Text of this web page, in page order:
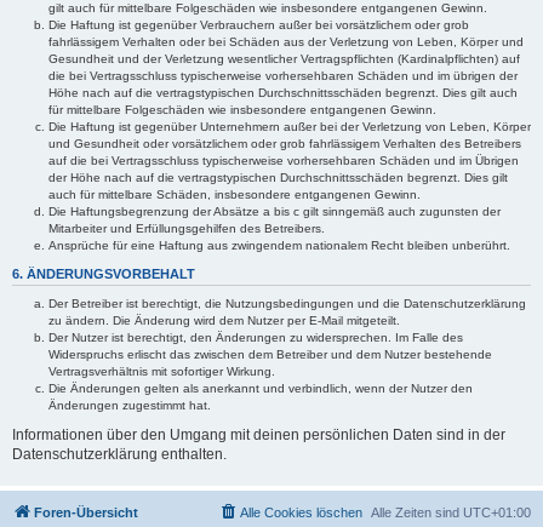
gilt auch für mittelbare Folgeschäden wie insbesondere entgangenen Gewinn.
Die Haftung ist gegenüber Verbrauchern außer bei vorsätzlichem oder grob
fahrlässigem Verhalten oder bei Schäden aus der Verletzung von Leben, Körper und
Gesundheit und der Verletzung wesentlicher Vertragspflichten (Kardinalpflichten) auf
die bei Vertragsschluss typischerweise vorhersehbaren Schäden und im übrigen der
Höhe nach auf die vertragstypischen Durchschnittsschäden begrenzt. Dies gilt auch
für mittelbare Folgeschäden wie insbesondere entgangenen Gewinn.
Die Haftung ist gegenüber Unternehmern außer bei der Verletzung von Leben, Körper
und Gesundheit oder vorsätzlichem oder grob fahrlässigem Verhalten des Betreibers
auf die bei Vertragsschluss typischerweise vorhersehbaren Schäden und im Übrigen
der Höhe nach auf die vertragstypischen Durchschnittsschäden begrenzt. Dies gilt
auch für mittelbare Schäden, insbesondere entgangenen Gewinn.
Die Haftungsbegrenzung der Absätze a bis c gilt sinngemäß auch zugunsten der
Mitarbeiter und Erfüllungsgehilfen des Betreibers.
Ansprüche für eine Haftung aus zwingendem nationalem Recht bleiben unberührt.
6. ÄNDERUNGSVORBEHALT
Der Betreiber ist berechtigt, die Nutzungsbedingungen und die Datenschutzerklärung
zu ändern. Die Änderung wird dem Nutzer per E-Mail mitgeteilt.
Der Nutzer ist berechtigt, den Änderungen zu widersprechen. Im Falle des
Widerspruchs erlischt das zwischen dem Betreiber und dem Nutzer bestehende
Vertragsverhältnis mit sofortiger Wirkung.
Die Änderungen gelten als anerkannt und verbindlich, wenn der Nutzer den
Änderungen zugestimmt hat.
Informationen über den Umgang mit deinen persönlichen Daten sind in der
Datenschutzerklärung enthalten.
Foren-Übersicht Alle Zeiten sind UTC+01:00
Alle Cookies löschen